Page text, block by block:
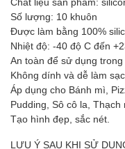
Số lượng: 10 khuôn
Được làm bằng 100%
Nhiệt độ: -40 độ C đến
An toàn để sử dụng
Không dính và dễ làm
Áp dụng cho Bánh mì,
Pudding, Sô cô la, Thạch
Tạo hình đẹp, sắc nét.
LƯU Ý SAU KHI SỬ